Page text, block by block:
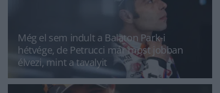
Még el sem indult a Balaton Park-i
hétvége, de Petrucci már most jobban
élvezi, mint a tavalyit